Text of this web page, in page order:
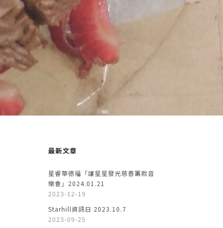
最新文章
星睿華德福「讓星星發光慈善籌款音
樂會」2024.01.21
2023-12-19
Starhill資訊日 2023.10.7
2023-09-25